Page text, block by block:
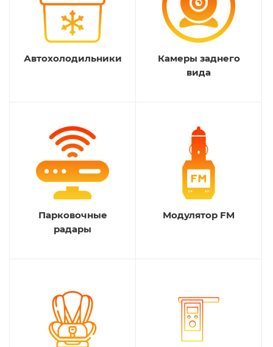
Автохолодильники
Камеры заднего
вида
Парковочные
радары
Модулятор FM